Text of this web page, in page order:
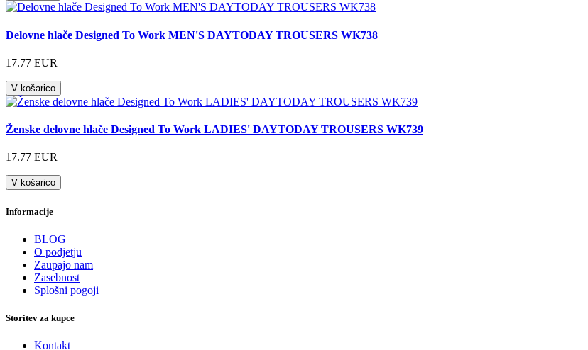
Delovne hlače Designed To Work MEN'S DAYTODAY TROUSERS WK738
17.77 EUR
V košarico
Ženske delovne hlače Designed To Work LADIES' DAYTODAY TROUSERS WK739
17.77 EUR
V košarico
Informacije
BLOG
O podjetju
Zaupajo nam
Zasebnost
Splošni pogoji
Storitev za kupce
Kontakt